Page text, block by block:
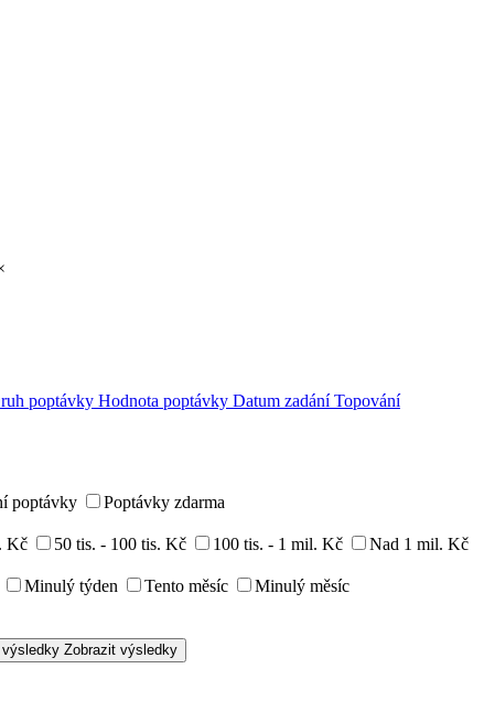
poptávky Hodnota poptávky Datum zadání Topování
poptávky
Poptávky zdarma
Kč 50 tis. - 100 tis. Kč 100 tis. - 1 mil. Kč
Nad 1 mil. Kč
Minulý týden Tento měsíc
Minulý měsíc
Zobrazit výsledky